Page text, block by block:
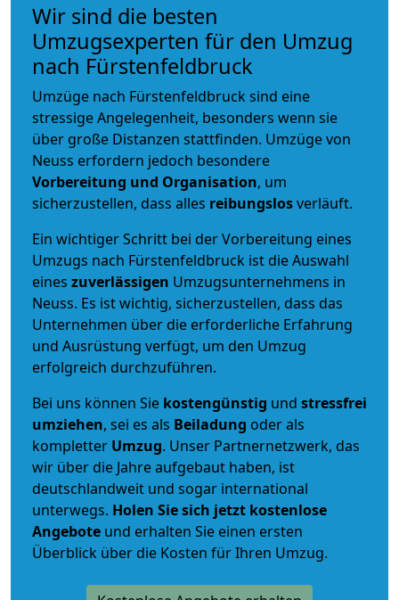
Wir sind die besten
Umzugsexperten für den Umzug
nach Fürstenfeldbruck
Umzüge nach Fürstenfeldbruck sind eine
stressige Angelegenheit, besonders wenn sie
über große Distanzen stattfinden. Umzüge von
Neuss erfordern jedoch besondere
Vorbereitung und Organisation, um
sicherzustellen, dass alles reibungslosverläuft.
Ein wichtiger Schritt bei der Vorbereitung eines
Umzugs nach Fürstenfeldbruck ist die Auswahl
eines zuverlässigen Umzugsunternehmens in
Neuss. Es ist wichtig, sicherzustellen, dass das
Unternehmen über die erforderliche Erfahrung
und Ausrüstung verfügt, um den Umzug
erfolgreich durchzuführen.
Bei uns können Sie kostengünstig und stressfrei
umziehen, sei es als Beiladung oder als
kompletter Umzug. Unser Partnernetzwerk, das
wir über die Jahre aufgebaut haben, ist
deutschlandweit und sogar international
unterwegs. Holen Sie sich jetzt kostenlose
Angebote und erhalten Sie einen ersten
Überblick über die Kosten für Ihren Umzug.